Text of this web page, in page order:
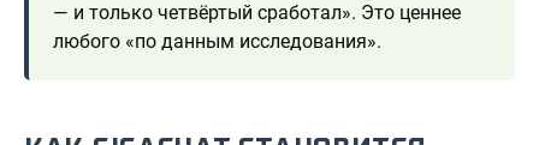
— и только четвёртый сработал». Это ценнее
любого «по данным исследования».